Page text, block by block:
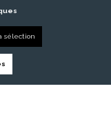
sélection